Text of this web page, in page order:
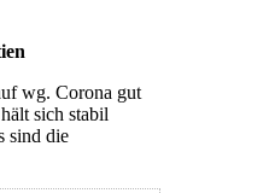
wg. Corona gut
sich stabil
sind die